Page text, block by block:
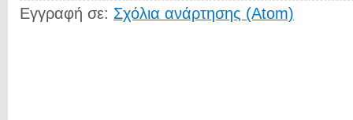
Εγγραφή σε: Σχόλια ανάρτησης (Atom)